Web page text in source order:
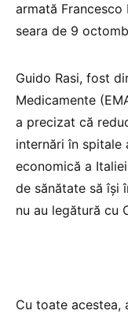
armată
seara de 9
Guido Rasi, fost
Medicamente
a precizat că
internări în spitale
economică a
de sănătate să îşi
nu au legătură cu
Cu toate acestea,